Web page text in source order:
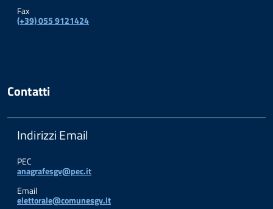
Fax
(+39) 055 9121424
Contatti
Indirizzi Email
PEC
anagrafesgv@pec.it
Email
elettorale@comunesgv.it